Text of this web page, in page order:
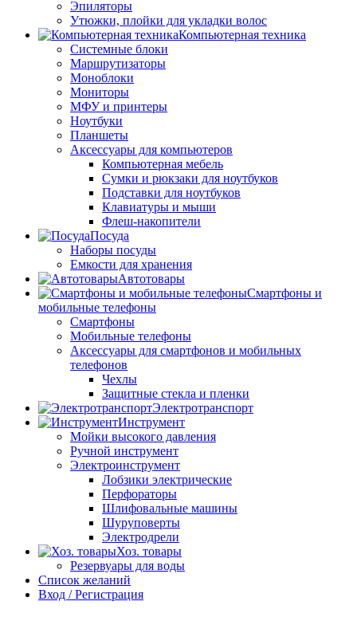
Эпиляторы
Утюжки, плойки для укладки волос
Компьютерная техника
Системные блоки
Маршрутизаторы
Моноблоки
Мониторы
МФУ и принтеры
Ноутбуки
Планшеты
Аксессуары для компьютеров
Компьютерная мебель
Сумки и рюкзаки для ноутбуков
Подставки для ноутбуков
Клавиатуры и мыши
Флеш-накопители
Посуда
Наборы посуды
Емкости для хранения
Автотовары
Смартфоны и
мобильные телефоны
Смартфоны
Мобильные телефоны
Аксессуары для смартфонов и мобильных
телефонов
Чехлы
Защитные стекла и пленки
Электротранспорт
Инструмент
Мойки высокого давления
Ручной инструмент
Электроинструмент
Лобзики электрические
Перфораторы
Шлифовальные машины
Шуруповерты
Электродрели
Хоз. товары
Резервуары для воды
Список желаний
Вход / Регистрация